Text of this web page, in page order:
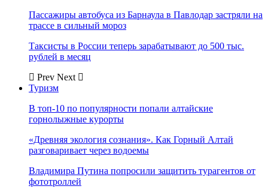
Пассажиры автобуса из Барнаула в Павлодар застряли на
трассе в сильный мороз
Таксисты в России теперь зарабатывают до 500 тыс.
рублей в месяц
Prev Next
Туризм
В топ-10 по популярности попали алтайские
горнолыжные курорты
«Древняя экология сознания». Как Горный Алтай
разговаривает через водоемы
Владимира Путина попросили защитить турагентов от
фототроллей